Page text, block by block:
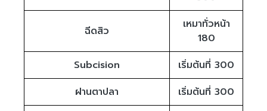
ฉีดสิว
เหมาทั่วหน้า
180
Subcision
เริ่มต้นที่ 300
ฝานตาปลา
เริ่มต้นที่ 300